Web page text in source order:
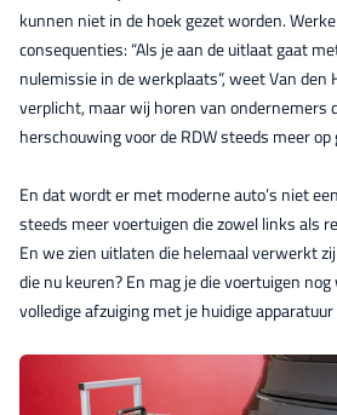
kunnen niet in de hoek gezet worden.
consequenties: “Als je aan de uitlaat gaat
nulemissie in de werkplaats”, weet Van den
verplicht, maar wij horen van ondernemers
herschouwing voor de RDW steeds meer op
En dat wordt er met moderne auto’s niet
steeds meer voertuigen die zowel links als
En we zien uitlaten die helemaal verwerkt
die nu keuren? En mag je die voertuigen
volledige afzuiging met je huidige